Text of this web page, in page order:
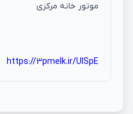
موتور خانه مرکزی
https://3pmelk.ir/UISpE